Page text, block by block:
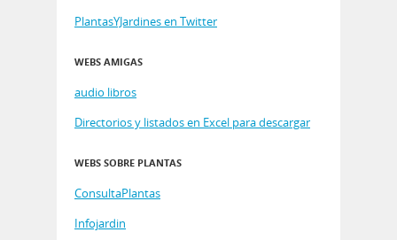
PlantasYJardines en Twitter
WEBS AMIGAS
audio libros
Directorios y listados en Excel para descargar
WEBS SOBRE PLANTAS
ConsultaPlantas
Infojardin